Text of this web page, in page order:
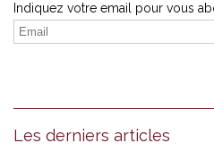
Indiquez votre email pour vous
Les derniers articles